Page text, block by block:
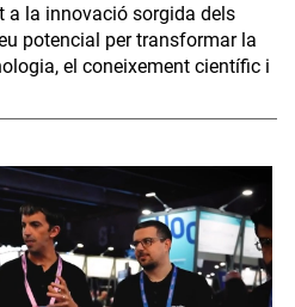
a la innovació sorgida dels
potencial per transformar la
el coneixement científic i